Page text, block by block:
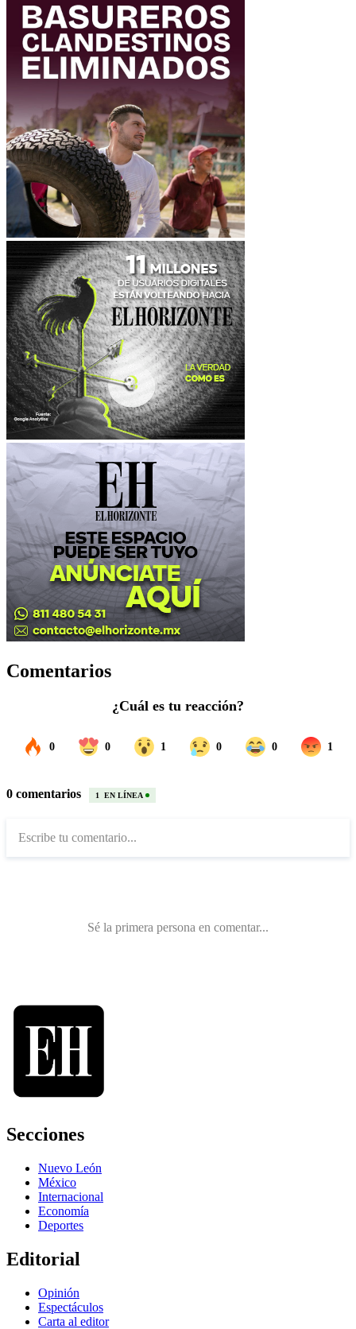
Comentarios
Secciones
Nuevo León
México
Internacional
Economía
Deportes
Editorial
Opinión
Espectáculos
Carta al editor